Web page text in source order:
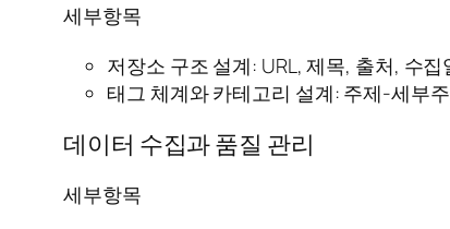
세부항목
저장소 구조 설계: URL, 제목, 출처, 수
태그 체계와 카테고리 설계: 주제-세부
데이터 수집과 품질 관리
세부항목